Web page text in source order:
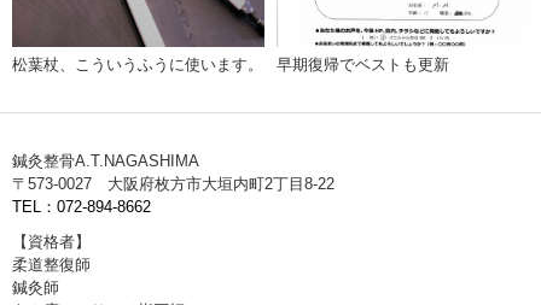
松葉杖、こういうふうに使います。 早期復帰でベストも更新
鍼灸整骨A.T.NAGASHIMA
〒573-0027 大阪府枚方市大垣内町2丁目8-22
TEL：072-894-8662
【資格者】
柔道整復師
鍼灸師